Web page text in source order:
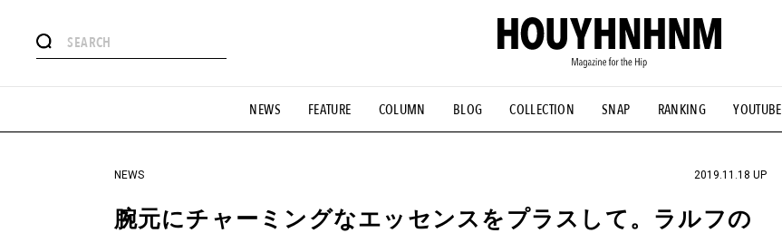
NEWS FEATURE COLUMN BLOG COLLECTION SNAP RANKING YOUTUBE
#憧れの逸品 #ESSENTIAL DESIGNS #古着サミット #NEW VINTAGE #マイナーグッド図鑑
#GH 銘品の所以 #フイナムのYouTube #Commune H #FOCUS IT #AH.H #ととけん #FASHION #MUSIC
#HANDSOME HANDBOOK
NEWS 2019.11.18 UP
腕元にチャーミングなエッセンスをプラスして。ラルフの